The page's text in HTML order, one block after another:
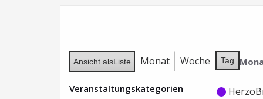
Ansicht alsListe Monat Woche Tag
Veranstaltungskategorien
Kategorie
Kategorie